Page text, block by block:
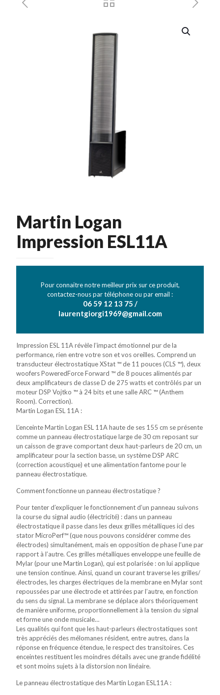
Martin Logan
Impression ESL11A
Pour connaitre notre meilleur prix sur ce produit,
contactez-nous par téléphone ou par email :
06 59 12 13 75 /
laurentgiorgi1969@gmail.com
Impression ESL 11A révèle l’impact émotionnel pur de la
performance, rien entre votre son et vos oreilles. Comprend un
transducteur électrostatique XStat ™ de 11 pouces (CLS ™), deux
woofers PoweredForce Forward ™ de 8 pouces alimentés par
deux amplificateurs de classe D de 275 watts et contrôlés par un
moteur DSP Vojtko ™ à 24 bits et une salle ARC ™ (Anthem
Room). Correction).
Martin Logan ESL 11A :
L’enceinte Martin Logan ESL 11A haute de ses 155 cm se présente
comme un panneau électrostatique large de 30 cm reposant sur
un caisson de grave comportant deux haut-parleurs de 20 cm, un
amplificateur pour la section basse, un système DSP ARC
(correction acoustique) et une alimentation fantome pour le
panneau électrostatique.
Comment fonctionne un panneau électrostatique ?
Pour tenter d’expliquer le fonctionnement d’un panneau suivons
la course du signal audio (électricité) : dans un panneau
électrostatique il passe dans les deux grilles métalliques ici des
stator MicroPerf™ (que nous pouvons considérer comme des
électrodes) simultanément, mais en opposition de phase l’une par
rapport à l’autre. Ces grilles métalliques enveloppe une feuille de
Mylar (pour une Martin Logan), qui est polarisée : on lui applique
une tension continue. Ainsi, quand un courant traverse les grilles/
électrodes, les charges électriques de la membrane en Mylar sont
repoussées par une électrode et attirées par l’autre, en fonction
du sens du signal. La membrane se déplace alors théoriquement
de manière uniforme, proportionnellement à la tension du signal
et forme une onde musicale…
Les qualités qui font que les haut-parleurs électrostatiques sont
très appréciés des mélomanes résident, entre autres, dans la
réponse en fréquence étendue, le respect des transitoires. Ces
enceintes restituent les moindres détails avec une grande fidélité
et sont moins sujets à la distorsion non linéaire.
Le panneau électrostatique des Martin Logan ESL11A :